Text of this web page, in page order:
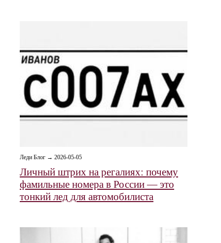
Леди Блог → 2026-05-05
Личный штрих на регалиях: почему
фамильные номера в России — это
тонкий лед для автомобилиста